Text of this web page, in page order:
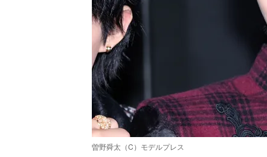
曽野舜太（C）モデルプレス